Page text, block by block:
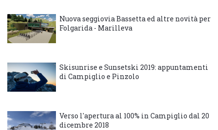
Nuova seggiovia Bassetta ed altre novità per
Folgarida - Marilleva
Skisunrise e Sunsetski 2019: appuntamenti
di Campiglio e Pinzolo
Verso l'apertura al 100% in Campiglio dal 20
dicembre 2018